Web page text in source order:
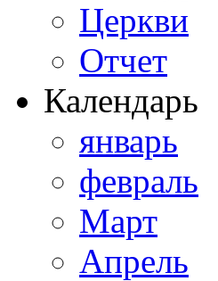
Церкви
Отчет
Календарь
январь
февраль
Март
Апрель